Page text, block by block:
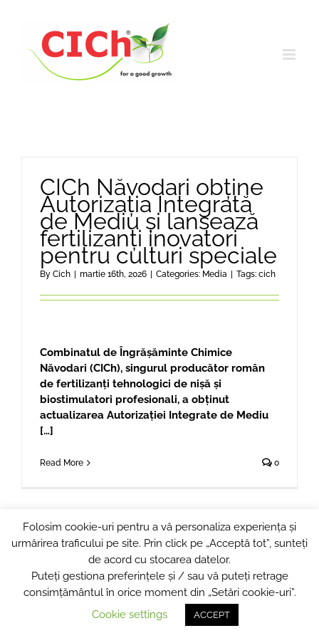
CICh Năvodari obține
Autorizația Integrată
de Mediu și lansează
fertilizanți inovatori
pentru culturi speciale
By Cich | martie 16th, 2026 | Categories: Media | Tags: cich
Combinatul de Îngrășăminte Chimice
Năvodari (CICh), singurul producător român
de fertilizanți tehnologici de nișă și
biostimulatori profesionali, a obținut
actualizarea Autorizației Integrate de Mediu
[…]
Read More 0
© Copyright 2024COMBINATUL DE INGRASAMINTE CHIMICE
NAVODARI
Powered by BRILLIANT
Folosim cookie-uri pentru a vă personaliza experiența și
urmărirea traficului pe site. Prin click pe „Acceptă tot”, sunteți
de acord cu stocarea datelor.
Puteți gestiona preferințele și / sau vă puteți retrage
consimțământul în orice moment din „Setări cookie-uri”.
Cookie settings
ACCEPT